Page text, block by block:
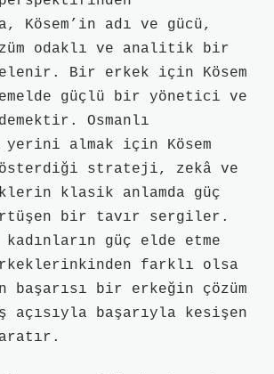
Kösem’in adı ve gücü,
odaklı ve analitik bir
Bir erkek için Kösem
güçlü bir yönetici ve
Osmanlı
yerini almak için Kösem
strateji, zekâ ve
klasik anlamda güç
bir tavır sergiler.
kadınların güç elde etme
farklı olsa
başarısı bir erkeğin çözüm
açısıyla başarıyla kesişen